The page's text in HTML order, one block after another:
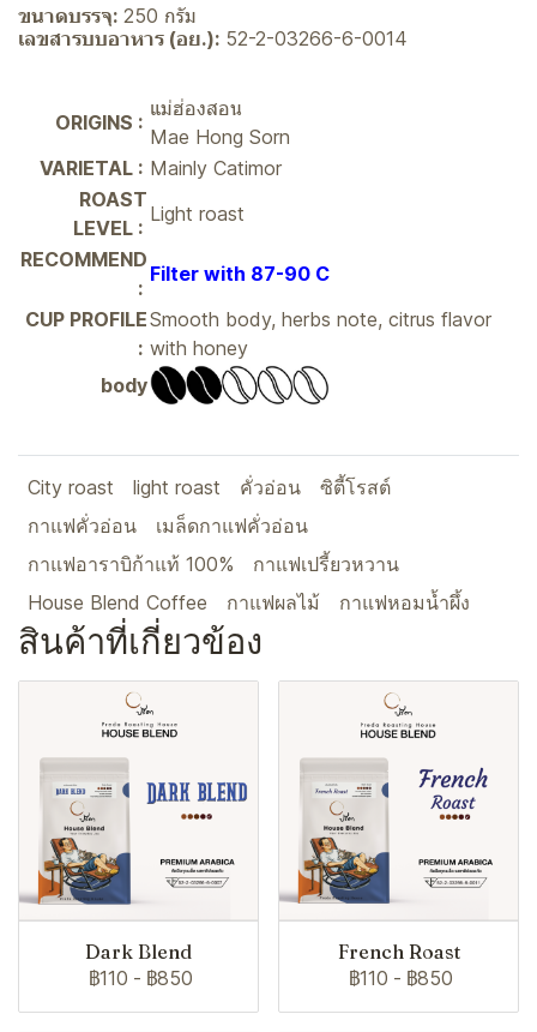
ขนาดบรรจุ: 250 กรัม
เลขสารบบอาหาร (อย.): 52-2-03266-6-0014
ORIGINS :
แม่ฮ่องสอน
Mae Hong Sorn
VARIETAL : Mainly Catimor
ROAST
LEVEL :
Light roast
RECOMMEND
:
Filter with 87-90 C
CUP PROFILE
:
Smooth body, herbs note, citrus flavor
with honey
body
City roast light roast คั่วอ่อน
ซิตี้โรสต์
กาแฟคั่วอ่อน
เมล็ดกาแฟคั่วอ่อน
กาแฟอาราบิก้าแท้ 100%
กาแฟเปรี้ยวหวาน
House Blend Coffee
กาแฟผลไม้ กาแฟหอมน้ำผึ้ง
สินค้าที่เกี่ยวข้อง
Dark Blend
฿110 - ฿850
French Roast
฿110 - ฿850